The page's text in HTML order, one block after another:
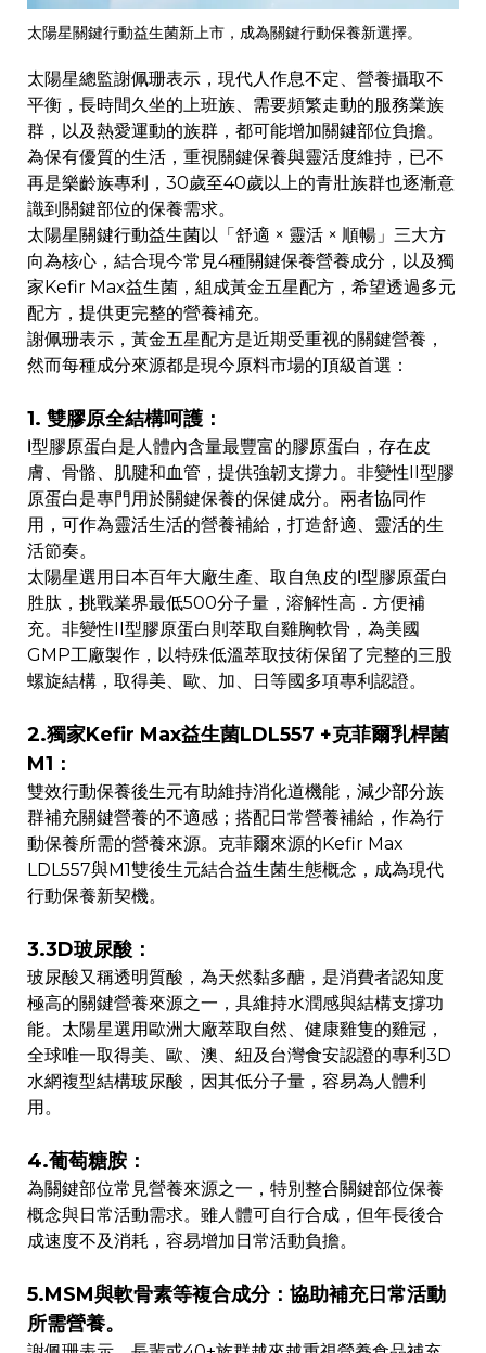
太陽星關鍵行動益生菌新上市，成為關鍵行動保養新選擇。
太陽星總監謝佩珊表示，現代人作息不定、營養攝取不
平衡，長時間久坐的上班族、需要頻繁走動的服務業族
群，以及熱愛運動的族群，都可能增加關鍵部位負擔。
為保有優質的生活，重視關鍵保養與靈活度維持，已不
再是樂齡族專利，30歲至40歲以上的青壯族群也逐漸意
識到關鍵部位的保養需求。
太陽星關鍵行動益生菌以「舒適 × 靈活 × 順暢」三大方
向為核心，結合現今常見4種關鍵保養營養成分，以及獨
家Kefir Max益生菌，組成黃金五星配方，希望透過多元
配方，提供更完整的營養補充。
謝佩珊表示，黃金五星配方是近期受重视的關鍵營養，
然而每種成分來源都是現今原料市場的頂級首選：
1. 雙膠原全結構呵護：
Ⅰ型膠原蛋白是人體內含量最豐富的膠原蛋白，存在皮
膚、骨骼、肌腱和血管，提供強韌支撐力。非變性II型膠
原蛋白是專門用於關鍵保養的保健成分。兩者協同作
用，可作為靈活生活的營養補給，打造舒適、靈活的生
活節奏。
太陽星選用日本百年大廠生產、取自魚皮的Ⅰ型膠原蛋白
胜肽，挑戰業界最低500分子量，溶解性高．方便補
充。非變性II型膠原蛋白則萃取自雞胸軟骨，為美國
GMP工廠製作，以特殊低溫萃取技術保留了完整的三股
螺旋結構，取得美、歐、加、日等國多項專利認證。
2.獨家Kefir Max益生菌LDL557 +克菲爾乳桿菌
M1：
雙效行動保養後生元有助維持消化道機能，減少部分族
群補充關鍵營養的不適感；搭配日常營養補給，作為行
動保養所需的營養來源。克菲爾來源的Kefir Max
LDL557與M1雙後生元結合益生菌生態概念，成為現代
行動保養新契機。
3.3D玻尿酸：
玻尿酸又稱透明質酸，為天然黏多醣，是消費者認知度
極高的關鍵營養來源之一，具維持水潤感與結構支撐功
能。太陽星選用歐洲大廠萃取自然、健康雞隻的雞冠，
全球唯一取得美、歐、澳、紐及台灣食安認證的專利3D
水網複型結構玻尿酸，因其低分子量，容易為人體利
用。
4.葡萄糖胺：
為關鍵部位常見營養來源之一，特別整合關鍵部位保養
概念與日常活動需求。雖人體可自行合成，但年長後合
成速度不及消耗，容易增加日常活動負擔。
5.MSM與軟骨素等複合成分：協助補充日常活動
所需營養。